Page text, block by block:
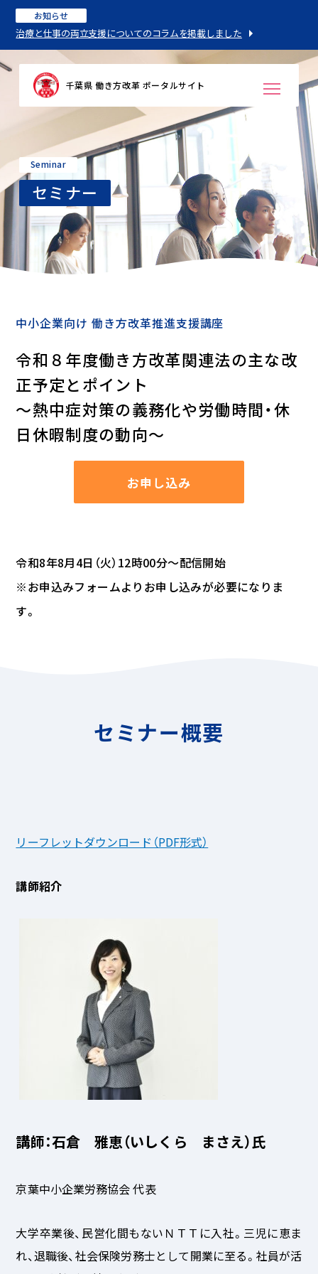
お知らせ
治療と仕事の両立支援についてのコラムを掲載しました
千葉県 働き方改革 ポータルサイト
Seminar
セミナー
中小企業向け 働き方改革推進支援講座
令和８年度働き方改革関連法の主な改
正予定とポイント
～熱中症対策の義務化や労働時間・休
日休暇制度の動向～
お申し込み
令和8年8月4日（火）12時00分～配信開始
※お申込みフォームよりお申し込みが必要になりま
す。
セミナー概要
リーフレットダウンロード（PDF形式）
講師紹介
講師：石倉 雅恵（いしくら まさえ）氏
京葉中小企業労務協会 代表
大学卒業後、民営化間もないＮＴＴに入社。三児に恵ま
れ、退職後、社会保険労務士として開業に至る。社員が活